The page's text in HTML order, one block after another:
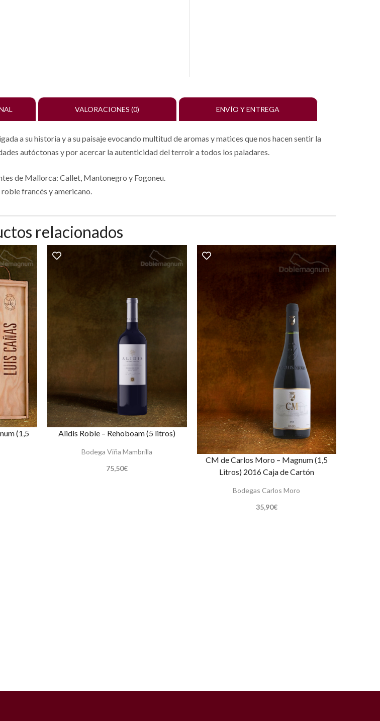
VALORACIONES (0) ENVÍO Y ENTREGA
a su historia y a su paisaje evocando multitud de aromas y matices que nos hacen sentir la
autóctonas y por acercar la autenticidad del terroir a todos los paladares.
de Mallorca: Callet, Mantonegro y Fogoneu.
roble francés y americano.
relacionados
(1,5
Alidis Roble – Rehoboam (5 litros)
Bodega Viña Mambrilla
75,50€
CM de Carlos Moro – Magnum (1,5
Litros) 2016 Caja de Cartón
Bodegas Carlos Moro
35,90€